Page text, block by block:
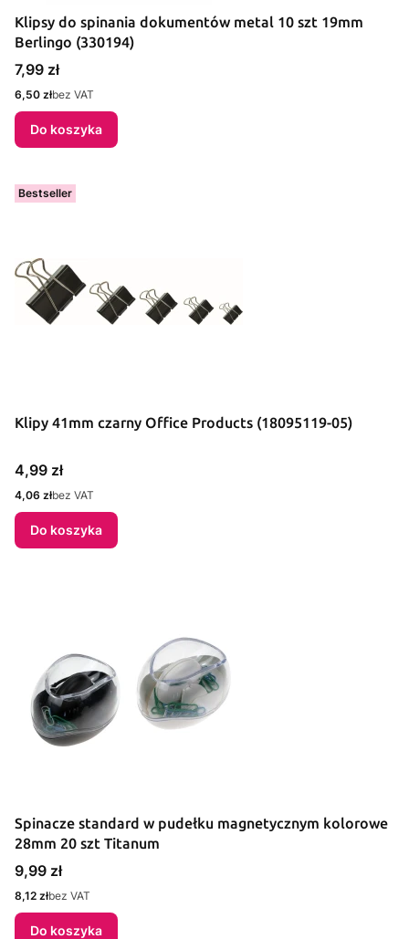
Klipsy do spinania dokumentów metal 10 szt 19mm
Berlingo (330194)
Cena
7,99 zł
Cena
6,50 złbez VAT
Do koszyka
Bestseller
Klipy 41mm czarny Office Products (18095119-05)
Cena
4,99 zł
Cena
4,06 złbez VAT
Do koszyka
Spinacze standard w pudełku magnetycznym kolorowe
28mm 20 szt Titanum
Cena
9,99 zł
Cena
8,12 złbez VAT
Do koszyka